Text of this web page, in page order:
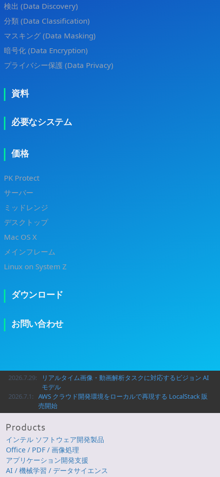
検出 (Data Discovery)
分類 (Data Classification)
マスキング (Data Masking)
暗号化 (Data Encryption)
プライバシー保護 (Data Privacy)
資料
必要なシステム
価格
PK Protect
サーバー
ミッドレンジ
デスクトップ
Mac OS X
メインフレーム
Linux on System Z
ダウンロード
お問い合わせ
2026.7.29:
リアルタイム画像・動画解析タスクに対応するビジョン AI
モデル
2026.7.1:
AWS クラウド開発環境をローカルで再現する LocalStack 販
売開始
インテル ソフトウェア開発製品
Office / PDF / 画像処理
アプリケーション開発支援
AI / 機械学習 / データサイエンス